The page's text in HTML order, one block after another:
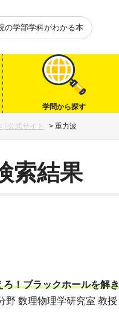
の学部学科がわかる本
学問から探す
| 公式サイト > 重力波
索結果
！ブラックホールを解
野 数理物理学研究室 教